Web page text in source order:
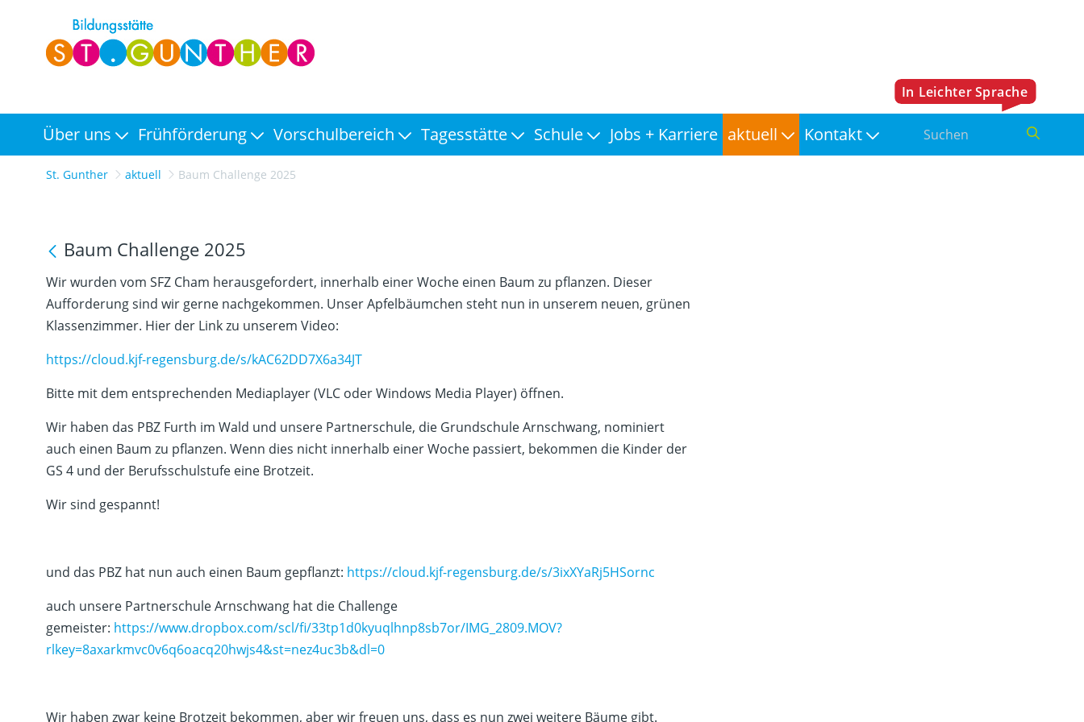
Über uns Frühförderung Vorschulbereich Tagesstätte Schule Jobs + Karriere aktuell Kontakt
St. Gunther aktuell Baum Challenge 2025
Baum Challenge 2025
Wir wurden vom SFZ Cham herausgefordert, innerhalb einer Woche einen Baum zu pflanzen. Dieser
Aufforderung sind wir gerne nachgekommen. Unser Apfelbäumchen steht nun in unserem neuen, grünen
Klassenzimmer. Hier der Link zu unserem Video:
https://cloud.kjf-regensburg.de/s/kAC62DD7X6a34JT
Bitte mit dem entsprechenden Mediaplayer (VLC oder Windows Media Player) öffnen.
Wir haben das PBZ Furth im Wald und unsere Partnerschule, die Grundschule Arnschwang, nominiert
auch einen Baum zu pflanzen. Wenn dies nicht innerhalb einer Woche passiert, bekommen die Kinder der
GS 4 und der Berufsschulstufe eine Brotzeit.
Wir sind gespannt!
und das PBZ hat nun auch einen Baum gepflanzt: https://cloud.kjf-regensburg.de/s/3ixXYaRj5HSornc
auch unsere Partnerschule Arnschwang hat die Challenge
gemeister: https://www.dropbox.com/scl/fi/33tp1d0kyuqlhnp8sb7or/IMG_2809.MOV?
rlkey=8axarkmvc0v6q6oacq20hwjs4&st=nez4uc3b&dl=0
Wir haben zwar keine Brotzeit bekommen, aber wir freuen uns, dass es nun zwei weitere Bäume gibt.